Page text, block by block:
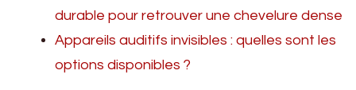
durable pour retrouver une chevelure dense
Appareils auditifs invisibles : quelles sont les
options disponibles ?